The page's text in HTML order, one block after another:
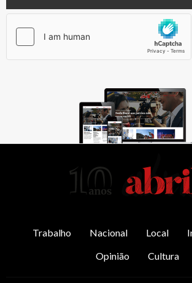
Trabalho Nacional Local
Opinião
Cultura